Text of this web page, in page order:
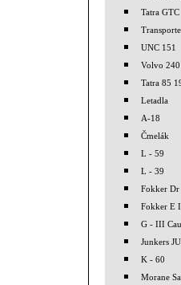
Tatra GTC
UNC 151
Volvo
Tatra 85
Letadla
A-18
Čmelák
L - 59
L - 39
Fokker Dr
Fokker E
G - III
Junkers
K - 60
Morane